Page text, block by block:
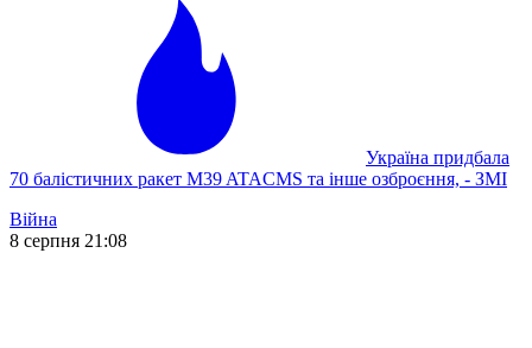
Україна придбала
70 балістичних ракет M39 ATACMS та інше озброєння, - ЗМІ
Війна
8 серпня 21:08